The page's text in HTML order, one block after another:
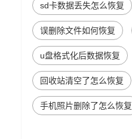
sd卡数据丢失怎么恢复
误删除文件如何恢复
u盘格式化后数据恢复
回收站清空了怎么恢复
手机照片删除了怎么恢复